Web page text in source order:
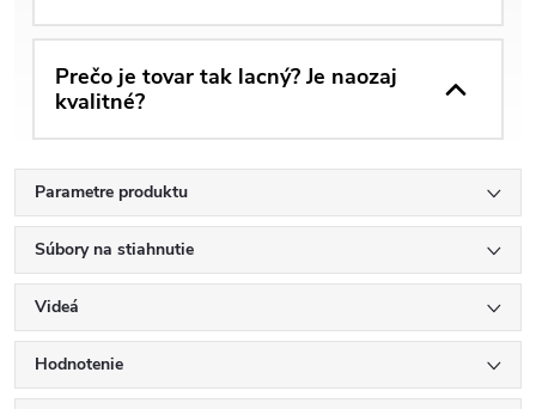
Prečo je tovar tak lacný? Je naozaj
kvalitné?
Parametre produktu
Súbory na stiahnutie
Videá
Hodnotenie